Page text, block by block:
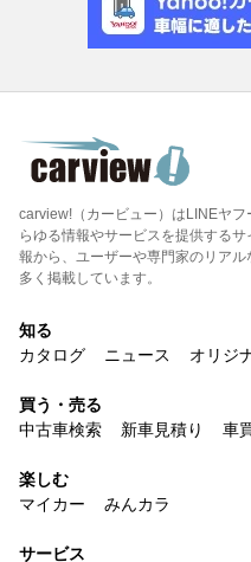
carview!（カービュー）はLINEヤ
らゆる情報やサービスを提供する
報から、ユーザーや専門家のリア
多く掲載しています。
知る
カタログ
ニュース オリジ
買う・売る
中古車検索
新車見積り 車
楽しむ
マイカー
みんカラ
サービス